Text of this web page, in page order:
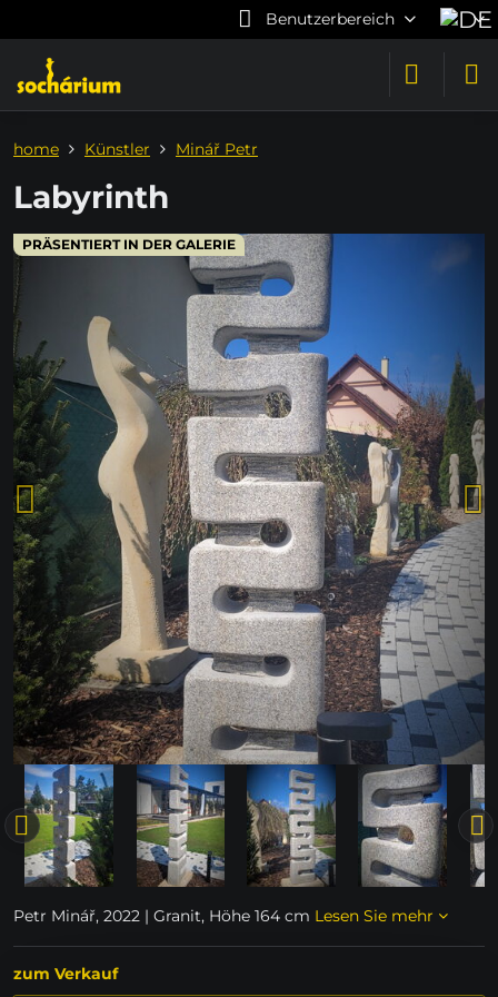
Benutzerbereich
PRÄSENTIERT IN DER GALERIE
home Künstler Minář Petr
Labyrinth
Petr Minář, 2022 | Granit, Höhe 164 cm Lesen Sie mehr
zum Verkauf